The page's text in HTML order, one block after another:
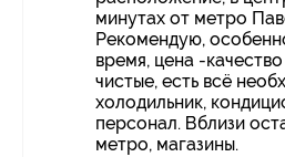
минутах от метро
Рекомендую,
время, цена -
чистые, есть всё
холодильник,
персонал. Вблизи
метро, магазины.